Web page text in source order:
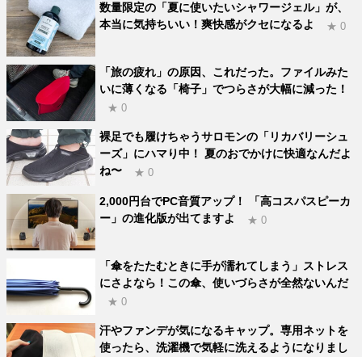
数量限定の「夏に使いたいシャワージェル」が、
本当に気持ちいい！爽快感がクセになるよ
★ 0
「旅の疲れ」の原因、これだった。ファイルみた
いに薄くなる「椅子」でつらさが大幅に減った！
★ 0
裸足でも履けちゃうサロモンの「リカバリーシュ
ーズ」にハマり中！ 夏のおでかけに快適なんだよ
ね〜
★ 0
2,000円台でPC音質アップ！ 「高コスパスピーカ
ー」の進化版が出てますよ
★ 0
「傘をたたむときに手が濡れてしまう」ストレス
にさよなら！この傘、使いづらさが全然ないんだ
★ 0
汗やファンデが気になるキャップ。専用ネットを
使ったら、洗濯機で気軽に洗えるようになりまし